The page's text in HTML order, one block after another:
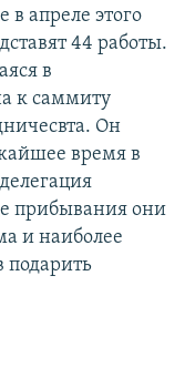
апреле этого
44 работы.
в
к саммиту
Он
время в
прибывания они
и наиболее